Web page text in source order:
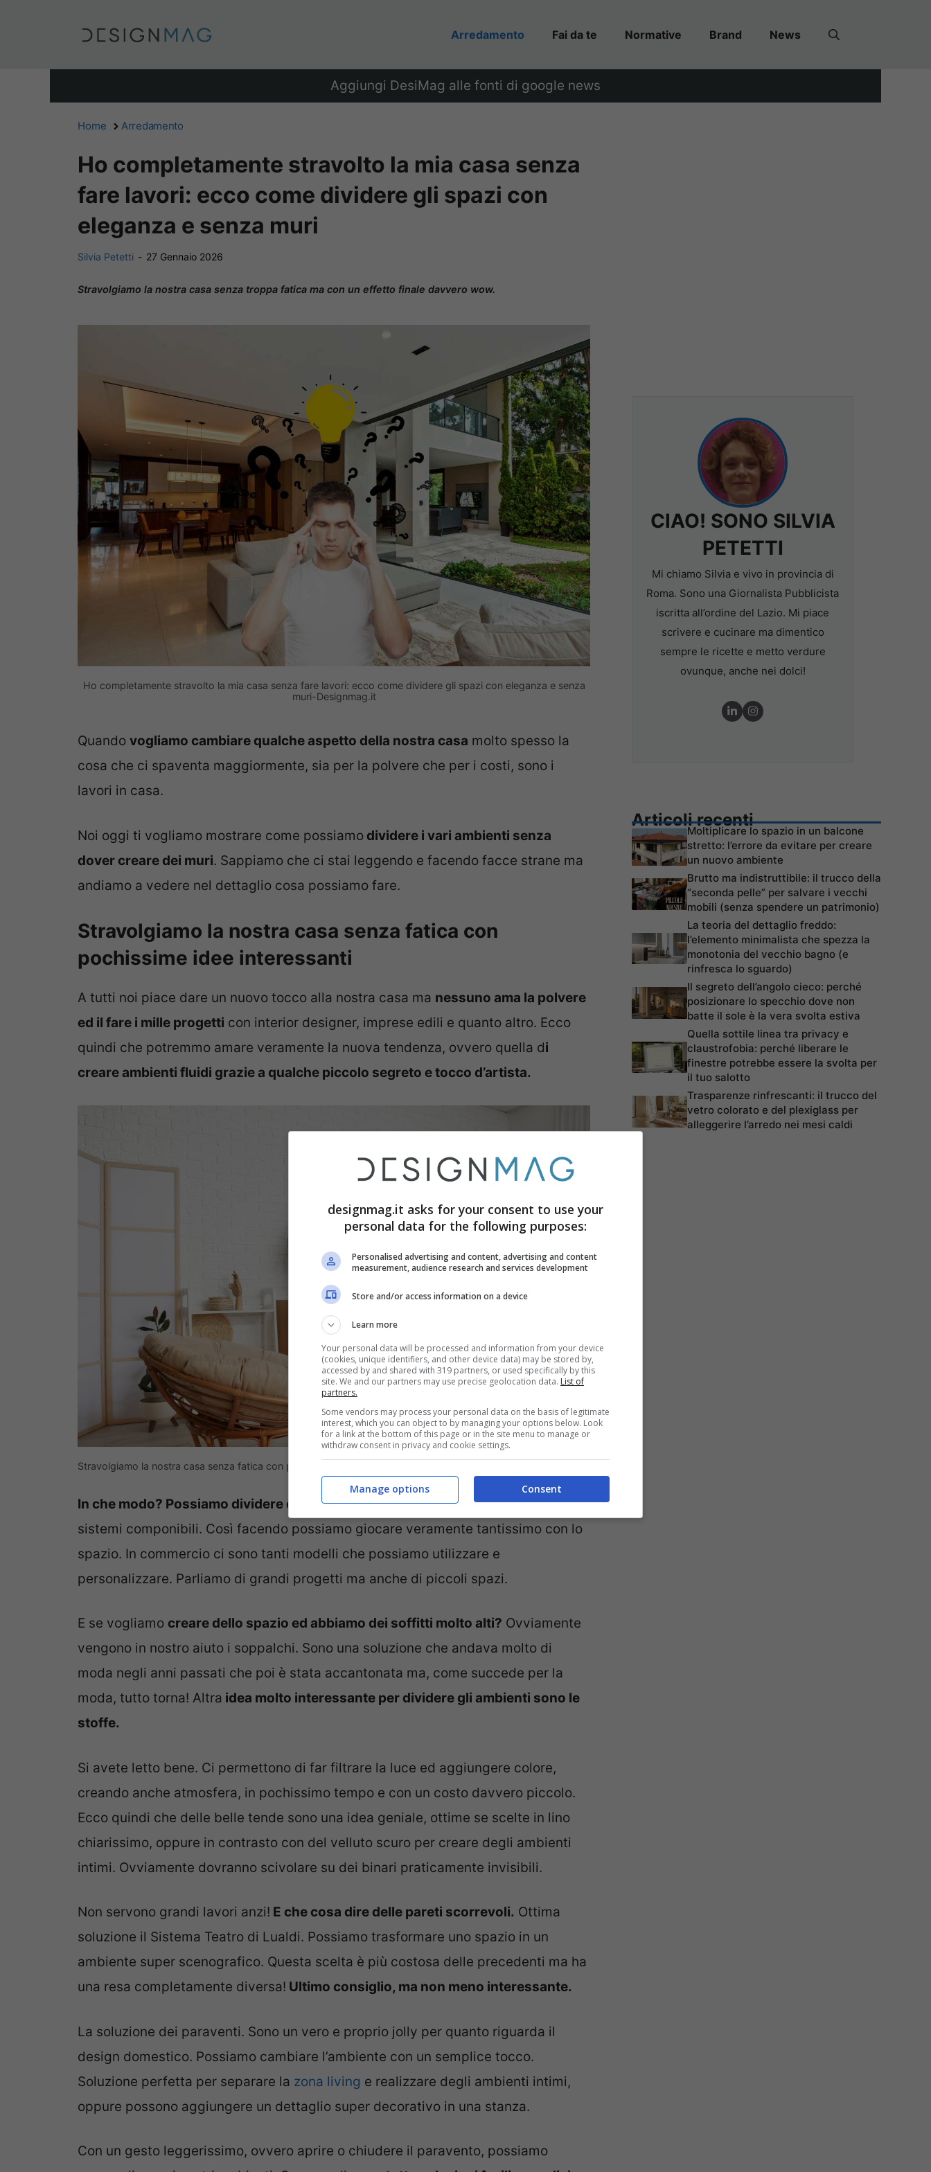
Arredamento Fai da te Normative Brand News
Aggiungi DesiMag alle fonti di google news
Home Arredamento
Ho completamente stravolto la mia casa senza
fare lavori: ecco come dividere gli spazi con
eleganza e senza muri
Silvia Petetti - 27 Gennaio 2026
Stravolgiamo la nostra casa senza troppa fatica ma con un effetto finale davvero wow.
Ho completamente stravolto la mia casa senza fare lavori: ecco come dividere gli spazi con eleganza e senza
muri-Designmag.it
Quando vogliamo cambiare qualche aspetto della nostra casa molto spesso la
cosa che ci spaventa maggiormente, sia per la polvere che per i costi, sono i
lavori in casa.
Noi oggi ti vogliamo mostrare come possiamo dividere i vari ambienti senza
dover creare dei muri. Sappiamo che ci stai leggendo e facendo facce strane ma
andiamo a vedere nel dettaglio cosa possiamo fare.
Stravolgiamo la nostra casa senza fatica con
pochissime idee interessanti
A tutti noi piace dare un nuovo tocco alla nostra casa ma nessuno ama la polvere
ed il fare i mille progetti con interior designer, imprese edili e quanto altro. Ecco
quindi che potremmo amare veramente la nuova tendenza, ovvero quella di
creare ambienti fluidi grazie a qualche piccolo segreto e tocco d’artista.
Stravolgiamo la nostra casa senza fatica con pochissime idee interessanti-Designmag.it
In che modo? Possiamo dividere degli ambienti con delle libreriebifacciali o dei
sistemi componibili. Così facendo possiamo giocare veramente tantissimo con lo
spazio. In commercio ci sono tanti modelli che possiamo utilizzare e
personalizzare. Parliamo di grandi progetti ma anche di piccoli spazi.
E se vogliamo creare dello spazio ed abbiamo dei soffitti molto alti? Ovviamente
vengono in nostro aiuto i soppalchi. Sono una soluzione che andava molto di
moda negli anni passati che poi è stata accantonata ma, come succede per la
moda, tutto torna! Altra idea molto interessante per dividere gli ambienti sono le
stoffe.
Si avete letto bene. Ci permettono di far filtrare la luce ed aggiungere colore,
creando anche atmosfera, in pochissimo tempo e con un costo davvero piccolo.
Ecco quindi che delle belle tende sono una idea geniale, ottime se scelte in lino
chiarissimo, oppure in contrasto con del velluto scuro per creare degli ambienti
intimi. Ovviamente dovranno scivolare su dei binari praticamente invisibili.
Non servono grandi lavori anzi! E che cosa dire delle pareti scorrevoli. Ottima
soluzione il Sistema Teatro di Lualdi. Possiamo trasformare uno spazio in un
ambiente super scenografico. Questa scelta è più costosa delle precedenti ma ha
una resa completamente diversa! Ultimo consiglio, ma non meno interessante.
La soluzione dei paraventi. Sono un vero e proprio jolly per quanto riguarda il
design domestico. Possiamo cambiare l’ambiente con un semplice tocco.
Soluzione perfetta per separare la zona living e realizzare degli ambienti intimi,
oppure possono aggiungere un dettaglio super decorativo in una stanza.
Con un gesto leggerissimo, ovvero aprire o chiudere il paravento, possiamo
CIAO! SONO SILVIA
PETETTI
Mi chiamo Silvia e vivo in provincia di
Roma. Sono una Giornalista Pubblicista
iscritta all’ordine del Lazio. Mi piace
scrivere e cucinare ma dimentico
sempre le ricette e metto verdure
ovunque, anche nei dolci!
Articoli recenti
Moltiplicare lo spazio in un balcone
stretto: l’errore da evitare per creare
un nuovo ambiente
Brutto ma indistruttibile: il trucco della
“seconda pelle” per salvare i vecchi
mobili (senza spendere un patrimonio)
La teoria del dettaglio freddo:
l’elemento minimalista che spezza la
monotonia del vecchio bagno (e
rinfresca lo sguardo)
Il segreto dell’angolo cieco: perché
posizionare lo specchio dove non
batte il sole è la vera svolta estiva
Quella sottile linea tra privacy e
claustrofobia: perché liberare le
finestre potrebbe essere la svolta per
il tuo salotto
Trasparenze rinfrescanti: il trucco del
vetro colorato e del plexiglass per
alleggerire l’arredo nei mesi caldi
designmag.it asks for your consent to use your
personal data for the following purposes:
Personalised advertising and content, advertising and content
measurement, audience research and services development
Store and/or access information on a device
Learn more
Your personal data will be processed and information from your device
(cookies, unique identifiers, and other device data) may be stored by,
accessed by and shared with 319 partners, or used specifically by this
site. We and our partners may use precise geolocation data. List of
partners.
Some vendors may process your personal data on the basis of legitimate
interest, which you can object to by managing your options below. Look
for a link at the bottom of this page or in the site menu to manage or
withdraw consent in privacy and cookie settings.
Consent
Manage options